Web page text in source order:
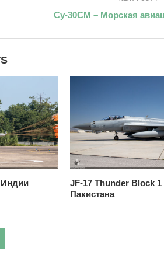
Су-30СМ – Морская
JF-17 Thunder Block
Пакистана